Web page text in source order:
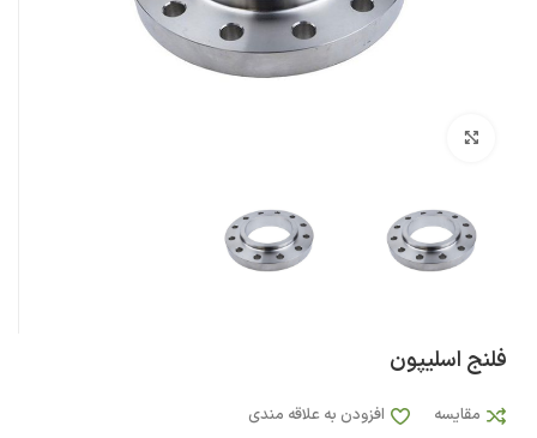
فلنج اسلیپون
مقایسه افزودن به علاقه مندی